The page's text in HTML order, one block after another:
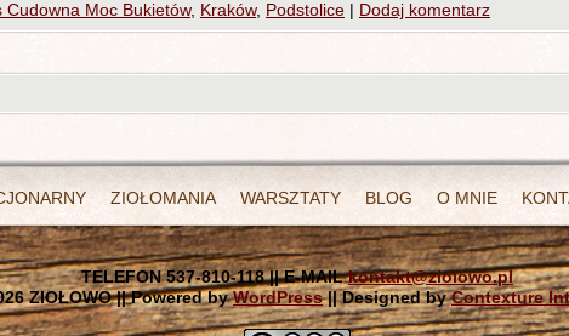
Cudowna Moc Bukietów, Kraków, Podstolice | Dodaj komentarz
ZIOŁOMANIA WARSZTATY BLOG O MNIE
TELEFON 537-810-118 || E-MAILkontakt@ziolowo.pl
ZIOŁOWO || Powered byWordPress|| Designed byContexture